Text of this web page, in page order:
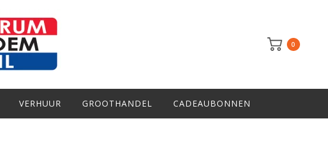
0
VERHUUR GROOTHANDEL CADEAUBONNEN